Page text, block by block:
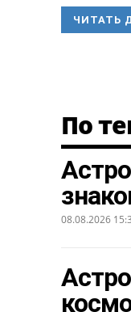
ЧИТАТЬ
По
08.08.2026